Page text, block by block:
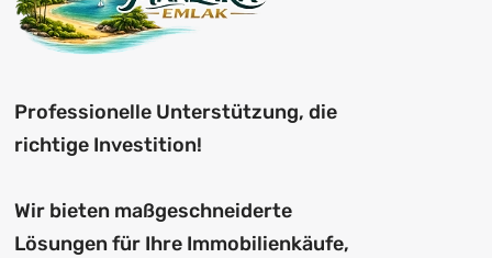
Professionelle Unterstützung, die
richtige Investition!
Wir bieten maßgeschneiderte
Lösungen für Ihre Immobilienkäufe,